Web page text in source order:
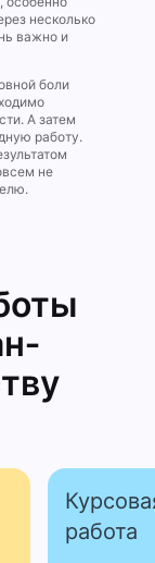
несколько
важно и
боли
А затем
работу.
не
работа